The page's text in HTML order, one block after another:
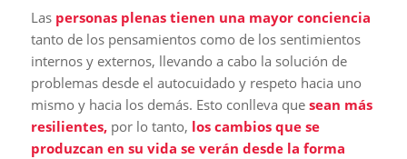
Las personas plenas tienen una mayor conciencia
tanto de los pensamientos como de los sentimientos
internos y externos, llevando a cabo la solución de
problemas desde el autocuidado y respeto hacia uno
mismo y hacia los demás. Esto conlleva que sean más
resilientes,por lo tanto, los cambios que se
produzcan en su vida se verán desde la forma